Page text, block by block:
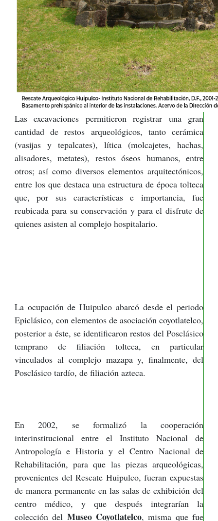
Las excavaciones permitieron registrar una gran
cantidad de restos arqueológicos, tanto cerámica
(vasijas y tepalcates), lítica (molcajetes, hachas,
alisadores, metates), restos óseos humanos, entre
otros; así como diversos elementos arquitectónicos,
entre los que destaca una estructura de época tolteca
que, por sus características e importancia, fue
reubicada para su conservación y para el disfrute de
quienes asisten al complejo hospitalario.
La ocupación de Huipulco abarcó desde el periodo
Epiclásico, con elementos de asociación coyotlatelco,
posterior a éste, se identificaron restos del Posclásico
temprano de filiación tolteca, en particular
vinculados al complejo mazapa y, finalmente, del
Posclásico tardío, de filiación azteca.
En 2002, se formalizó la cooperación
interinstitucional entre el Instituto Nacional de
Antropología e Historia y el Centro Nacional de
Rehabilitación, para que las piezas arqueológicas,
provenientes del Rescate Huipulco, fueran expuestas
de manera permanente en las salas de exhibición del
centro médico, y que después integrarían la
colección del Museo Coyotlatelco, misma que fue